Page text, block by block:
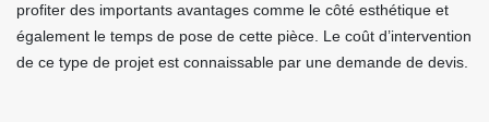
profiter des importants avantages comme le côté esthétique et
également le temps de pose de cette pièce. Le coût d’intervention
de ce type de projet est connaissable par une demande de devis.